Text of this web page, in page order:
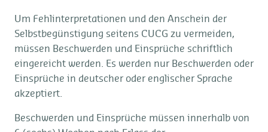
Um Fehlinterpretationen und den Anschein der
Selbstbegünstigung seitens CUCG zu vermeiden,
müssen Beschwerden und Einsprüche schriftlich
eingereicht werden. Es werden nur Beschwerden oder
Einsprüche in deutscher oder englischer Sprache
akzeptiert.
Beschwerden und Einsprüche müssen innerhalb von